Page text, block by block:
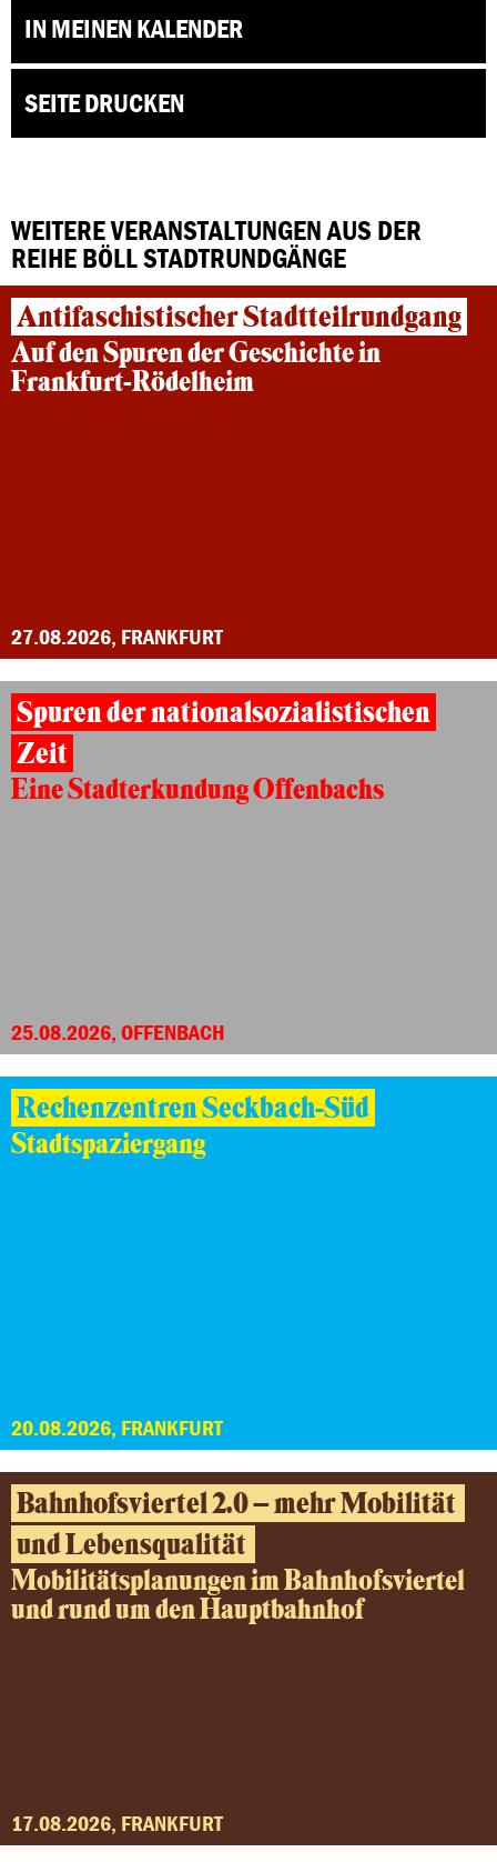
IN MEINEN KALENDER
SEITE DRUCKEN
WEITERE VERANSTALTUNGEN AUS DER
REIHE BÖLL STADTRUNDGÄNGE
Antifaschistischer Stadtteilrundgang
Auf den Spuren der Geschichte in
Frankfurt-Rödelheim
27.08.2026, FRANKFURT
Spuren der nationalsozialistischen
Zeit
Eine Stadterkundung Offenbachs
25.08.2026, OFFENBACH
Rechenzentren Seckbach-Süd
Stadtspaziergang
20.08.2026, FRANKFURT
Bahnhofsviertel 2.0 – mehr Mobilität
und Lebensqualität
Mobilitätsplanungen im Bahnhofsviertel
und rund um den Hauptbahnhof
17.08.2026, FRANKFURT